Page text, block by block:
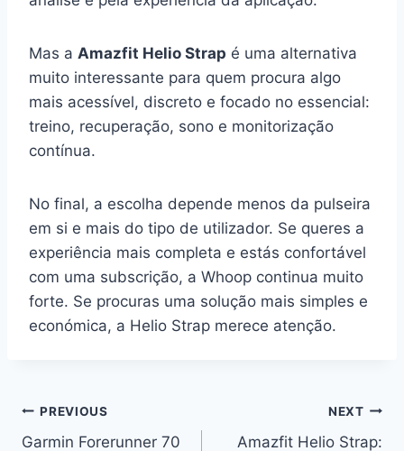
Mas a Amazfit Helio Strap é uma alternativa
muito interessante para quem procura algo
mais acessível, discreto e focado no essencial:
treino, recuperação, sono e monitorização
contínua.
No final, a escolha depende menos da pulseira
em si e mais do tipo de utilizador. Se queres a
experiência mais completa e estás confortável
com uma subscrição, a Whoop continua muito
forte. Se procuras uma solução mais simples e
económica, a Helio Strap merece atenção.
Navegação
PREVIOUS
Garmin Forerunner 70
NEXT
Amazfit Helio Strap: